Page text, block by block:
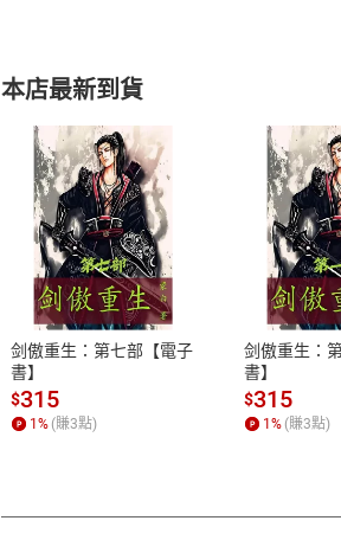
付款方式
ATM轉帳、信用卡、LINE PAY、
本店最新到貨
剑傲重生：第七部【電子
書】
$315
1 % (賺3點)
剑傲重生：
書】
$315
1 % (賺3點)